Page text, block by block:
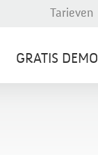
Tarieven
GRATIS DEMO